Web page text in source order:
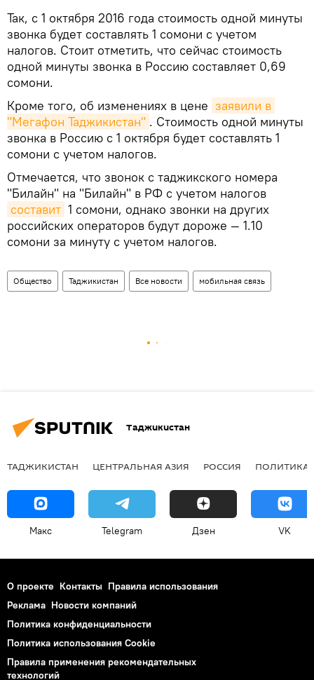
Так, с 1 октября 2016 года стоимость одной минуты
звонка будет составлять 1 сомони с учетом
налогов. Стоит отметить, что сейчас стоимость
одной минуты звонка в Россию составляет 0,69
сомони.
Кроме того, об изменениях в цене заявили в
"Мегафон Таджикистан" . Стоимость одной минуты
звонка в Россию с 1 октября будет составлять 1
сомони с учетом налогов.
Отмечается, что звонок с таджикского номера
"Билайн" на "Билайн" в РФ с учетом налогов
составит 1 сомони, однако звонки на других
российских операторов будут дороже — 1.10
сомони за минуту с учетом налогов.
Общество Таджикистан Все новости мобильная связь
Таджикистан
ТАДЖИКИСТАН ЦЕНТРАЛЬНАЯ АЗИЯ РОССИЯ ПОЛИТИКА
Макс Telegram Дзен VK
О проекте Контакты Правила использования
Реклама Новости компаний
Политика конфиденциальности
Политика использования Cookie
Правила применения рекомендательных
технологий